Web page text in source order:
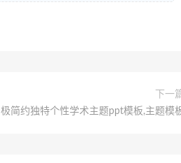
下一
极简约独特个性学术主题ppt模板,主题模